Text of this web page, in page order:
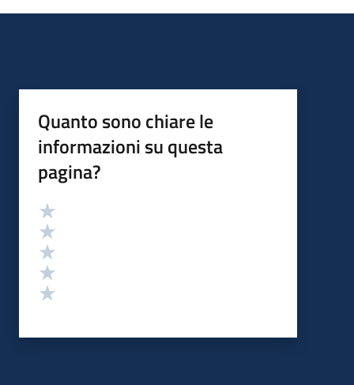
Quanto sono chiare le
informazioni su questa
pagina?
Valutazione